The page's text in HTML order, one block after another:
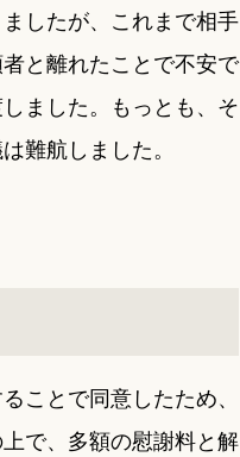
したが、これまで相手
と離れたことで不安で
ました。もっとも、そ
難航しました。
ことで同意したため、
で、多額の慰謝料と解